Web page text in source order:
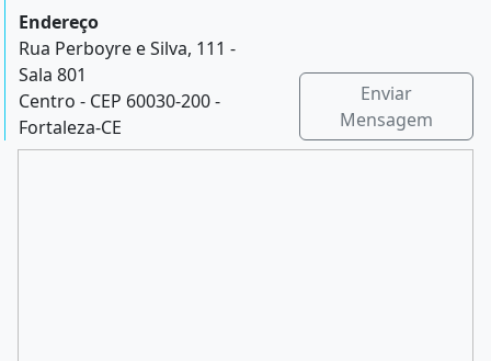
Endereço
Rua Perboyre e Silva, 111 -
Sala 801
Centro - CEP 60030-200 -
Fortaleza-CE
Enviar
Mensagem